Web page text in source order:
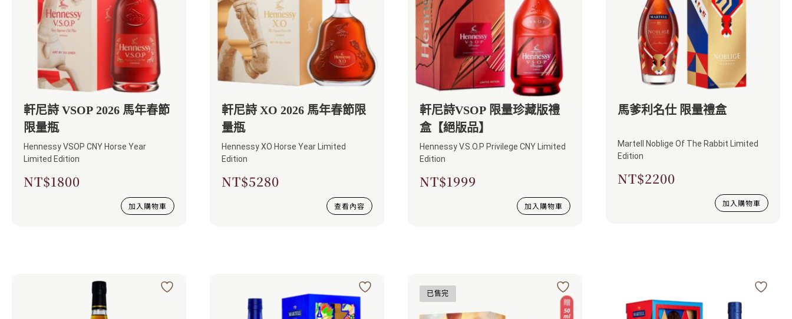
軒尼詩 VSOP 2026 馬年春節
限量瓶
Hennessy VSOP CNY Horse Year
Limited Edition
NT$1800
加入購物車
軒尼詩 XO 2026 馬年春節限
量瓶
Hennessy XO Horse Year Limited
Edition
NT$5280
查看內容
軒尼詩VSOP 限量珍藏版禮
盒【絕版品】
Hennessy V.S.O.P Privilege CNY Limited
Edition
NT$1999
加入購物車
馬爹利名仕 限量禮盒
Martell Noblige Of The Rabbit Limited
Edition
NT$2200
加入購物車
已售完